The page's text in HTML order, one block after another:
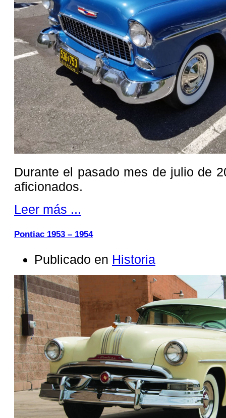
Durante el pasado mes de julio de
aficionados.
Leer más ...
Pontiac 1953 – 1954
Publicado en Historia